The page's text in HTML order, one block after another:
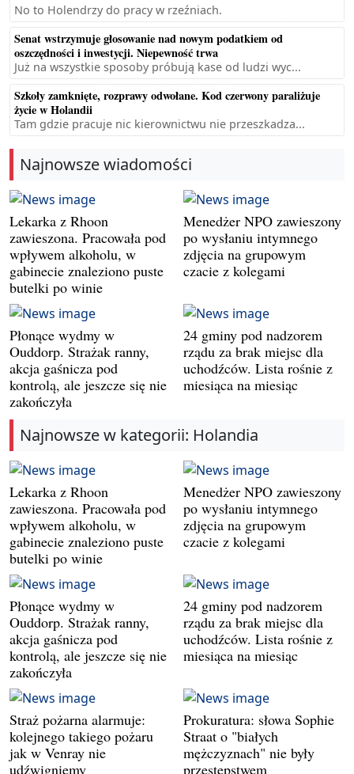
No to Holendrzy do pracy w rzeźniach.
Senat wstrzymuje głosowanie nad nowym podatkiem od
oszczędności i inwestycji. Niepewność trwa
Już na wszystkie sposoby próbują kase od ludzi wyc...
Szkoły zamknięte, rozprawy odwołane. Kod czerwony paraliżuje
życie w Holandii
Tam gdzie pracuje nic kierownictwu nie przeszkadza...
Najnowsze wiadomości
Lekarka z Rhoon
zawieszona. Pracowała pod
wpływem alkoholu, w
gabinecie znaleziono puste
butelki po winie
Menedżer NPO zawieszony
po wysłaniu intymnego
zdjęcia na grupowym
czacie z kolegami
Płonące wydmy w
Ouddorp. Strażak ranny,
akcja gaśnicza pod
kontrolą, ale jeszcze się nie
zakończyła
24 gminy pod nadzorem
rządu za brak miejsc dla
uchodźców. Lista rośnie z
miesiąca na miesiąc
Najnowsze w kategorii: Holandia
Lekarka z Rhoon
zawieszona. Pracowała pod
wpływem alkoholu, w
gabinecie znaleziono puste
butelki po winie
Menedżer NPO zawieszony
po wysłaniu intymnego
zdjęcia na grupowym
czacie z kolegami
Płonące wydmy w
Ouddorp. Strażak ranny,
akcja gaśnicza pod
kontrolą, ale jeszcze się nie
zakończyła
24 gminy pod nadzorem
rządu za brak miejsc dla
uchodźców. Lista rośnie z
miesiąca na miesiąc
Straż pożarna alarmuje:
kolejnego takiego pożaru
jak w Venray nie
udźwigniemy
Prokuratura: słowa Sophie
Straat o "białych
mężczyznach" nie były
przestępstwem